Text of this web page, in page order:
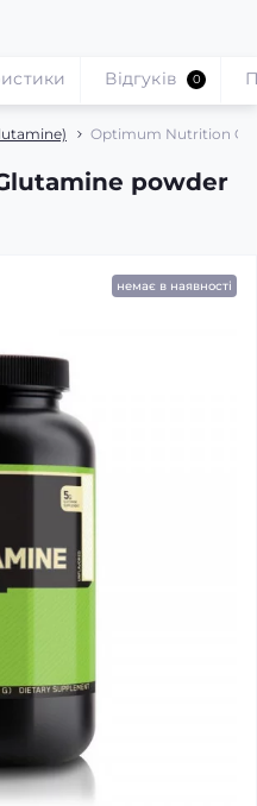
Optimum Nutrition
powder
Відгуків 0
немає в наявності